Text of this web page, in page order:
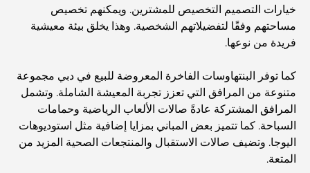
خيارات التصميم التخصيص للمشترين. ويمكنهم تخصيص
مساحتهم وفقًا لتفضيلاتهم الشخصية. وهذا يخلق بيئة معيشية
فريدة من نوعها.
كما توفر البنتهاوسات الفاخرة المعروضة للبيع في دبي مجموعة
متنوعة من المرافق التي تعزز تجربة المعيشة الشاملة. وتشمل
المرافق المشتركة عادةً صالات الألعاب الرياضية وحمامات
السباحة. كما تتميز بعض المباني بمزايا إضافية مثل استوديوهات
اليوجا. وتضيف صالات الاستقبال والمنتجعات الصحية المزيد من
المتعة.